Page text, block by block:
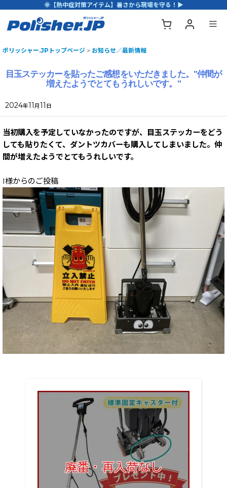
🌞【熱中症対策アイテム】暑さから現場を守る！▶
ポリッシャー.JPトップページ > お知らせ／最新情報
目玉ステッカーを貼ったご感想をいただきました。"仲間が
増えたようでとてもうれしいです。"
2024年11月11 日
当初購入を予定していなかったのですが、目玉ステッカーをどう
しても貼りたくて、ダントツカバーも購入してしまいました。仲
間が増えたようでとてもうれしいです。
I様からのご投稿